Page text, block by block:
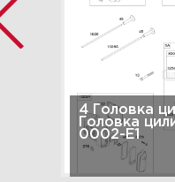
4 Головка
Головка
0002-E1